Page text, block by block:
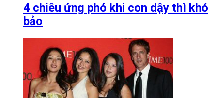
4 chiêu ứng phó khi con dậy thì khó
bảo